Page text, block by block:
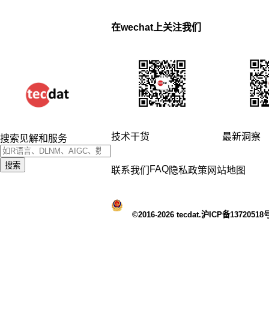
搜索见解和服务
搜索
在wechat上关注我们
技术干货 最新洞察
联系我们 FAQ隐私政策 网站地图
©2016-2026 tecdat.沪ICP备13720518